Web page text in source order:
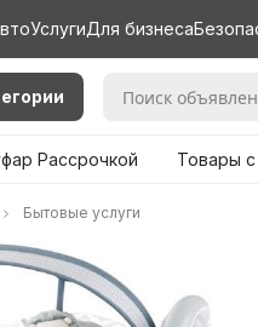
УслугиДля бизнеса
Рассрочкой Товары
Бытовые услуги